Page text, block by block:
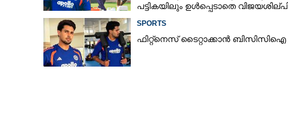
പട്ടികയിലും ഉൾപ്പെടാതെ വിജയശില്പി
SPORTS
ഫിറ്റ്നെസ് ടൈറ്റാക്കാൻ ബിസിസിഐ